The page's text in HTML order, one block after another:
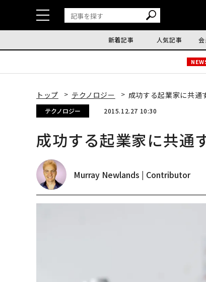
新着記事 人気記事
トップ テクノロジー 成功する起業家に共通
テクノロジー 2015.12.27 10:30
成功する起業家に共通
Murray Newlands | Contributor